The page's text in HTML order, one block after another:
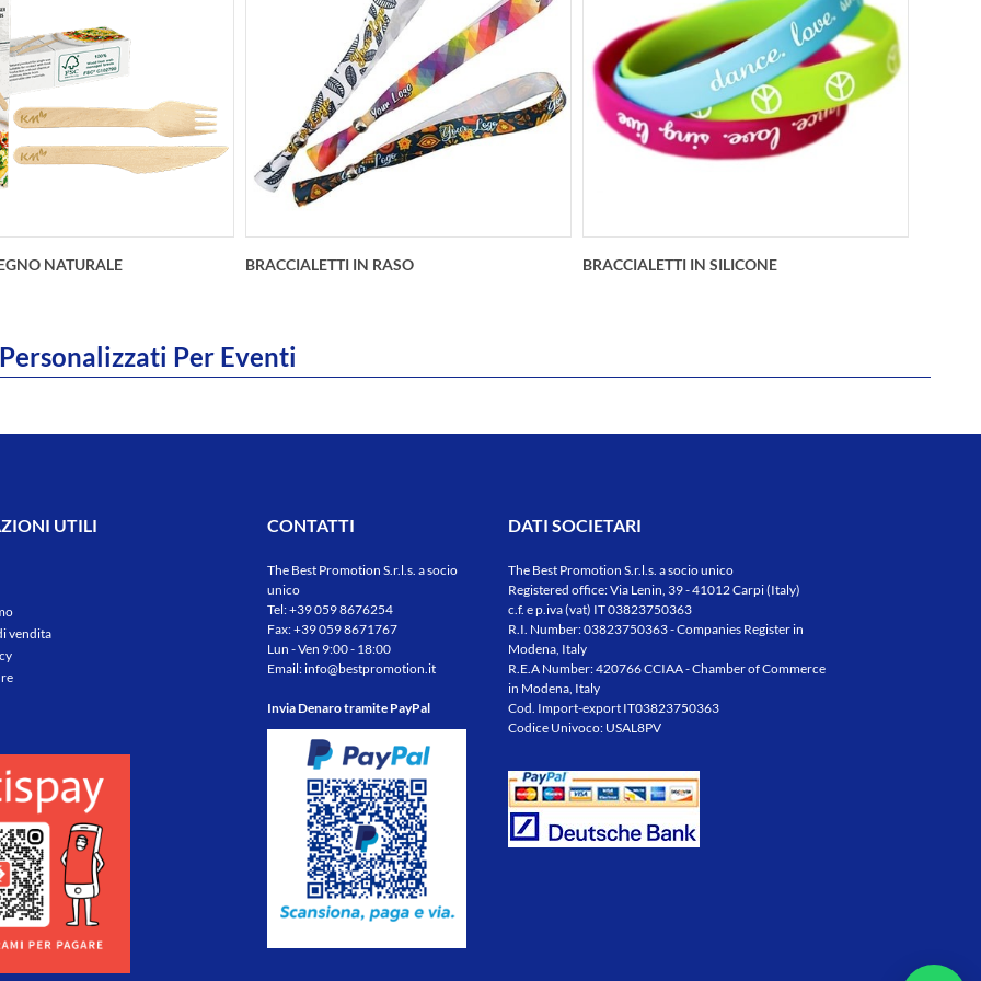
Personalizzate per
Questa chiavette USB
per matrimonio è
da un minimo di 2 Gb e di
10 pezzi.
Bottigliette d’acqua per eventi3
formati a scelta25 cl solo naturale
minimo 120 bottigliette33 cl sia
naturale che frizzante minimo 240
bottigli
Infradito per Eventi Personalizzato
Stampa della foto sull' intera
superficie a sbordocon l'aggiunta dei
nomi e della dataSuola spessa 14 mm
antisciv
cibo - prodotte
NATURALE
riunioni aziendali e altri eventi di
BRACCIALETTI IN RASO
il corpo. Non sbiadisce il colore anche
BRACCIALETTI IN SILICONE
Per Eventi
UTILI
vendita
CONTATTI
The Best Promotion S.r.l.s. a socio
unico
Tel:+39 059 8676254
Fax: +39 059 8671767
Lun - Ven 9:00 - 18:00
Email:info@bestpromotion.it
Invia Denaro tramite PayPal
DATI SOCIETARI
The Best Promotion S.r.l.s. a socio unico
Registered office: Via Lenin, 39 - 41012 Carpi (Italy)
c.f. e p.iva (vat) IT 03823750363
R.I. Number: 03823750363 - Companies Register in
Modena, Italy
R.E.A Number: 420766 CCIAA - Chamber of Commerce
in Modena, Italy
Cod. Import-export IT03823750363
Codice Univoco: USAL8PV